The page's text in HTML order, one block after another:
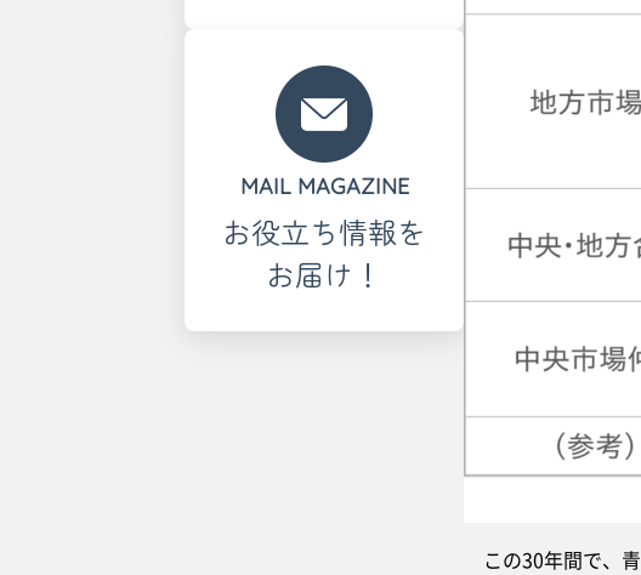
MAIL MAGAZINE
お役立ち情報を
お届け！
この30年間で、